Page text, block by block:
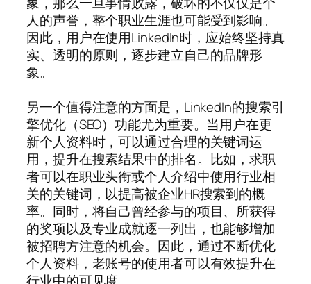
人的声誉，整个职业生涯也可能受到影响。
因此，用户在使用LinkedIn时，应始终坚持真
实、透明的原则，逐步建立自己的品牌形
象。
另一个值得注意的方面是，LinkedIn的搜索引
擎优化（SEO）功能尤为重要。当用户在更
新个人资料时，可以通过合理的关键词运
用，提升在搜索结果中的排名。比如，求职
者可以在职业头衔或个人介绍中使用行业相
关的关键词，以提高被企业HR搜索到的概
率。同时，将自己曾经参与的项目、所获得
的奖项以及专业成就逐一列出，也能够增加
被招聘方注意的机会。因此，通过不断优化
个人资料，老账号的使用者可以有效提升在